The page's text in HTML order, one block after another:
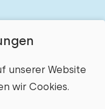
unserer Website
wir Cookies.
Marke)